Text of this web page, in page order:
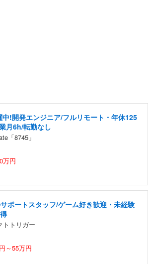
!開発エンジニア/フルリモート・年休125
月6h/転勤なし
「8745」
万円
ポートスタッフ/ゲーム好き歓迎・未経験
トトリガー
～55万円